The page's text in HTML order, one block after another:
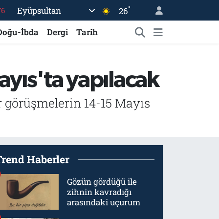
Eyüpsultan 26°
İbda Dergi Tarih
yapılacak
14-15 Mayıs
Haberler
Gözün gördüğü ile
zihnin kavradığı
arasındaki uçurum